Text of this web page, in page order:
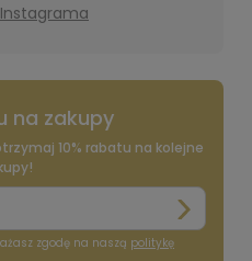
na zakupy
10% rabatu na kolejne
zgodę na naszą politykę